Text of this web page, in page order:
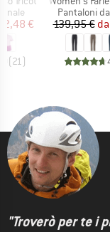
ridotto
€
(21)
Gruppo di
Pantaloni
139,95 € da
"Troverò per te i